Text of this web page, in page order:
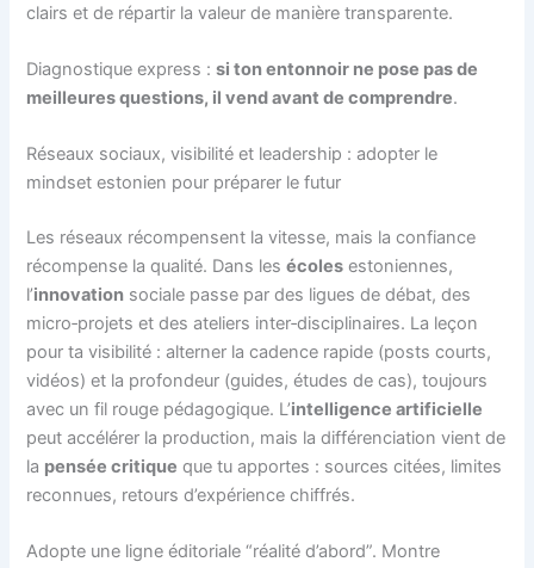
clairs et de répartir la valeur de manière transparente.
Diagnostique express :si ton entonnoir ne pose pas de
meilleures questions, il vend avant de comprendre.
Réseaux sociaux, visibilité et leadership : adopter le
mindset estonien pour préparer le futur
Les réseaux récompensent la vitesse, mais la confiance
récompense la qualité. Dans lesécoles estoniennes,
l’innovation sociale passe par des ligues de débat, des
micro‑projets et des ateliers inter‑disciplinaires. La leçon
pour ta visibilité : alterner la cadence rapide (posts courts,
vidéos) et la profondeur (guides, études de cas), toujours
avec un fil rouge pédagogique. L’intelligence artificielle
peut accélérer la production, mais la différenciation vient de
la pensée critique que tu apportes : sources citées, limites
reconnues, retours d’expérience chiffrés.
Adopte une ligne éditoriale “réalité d’abord”. Montre